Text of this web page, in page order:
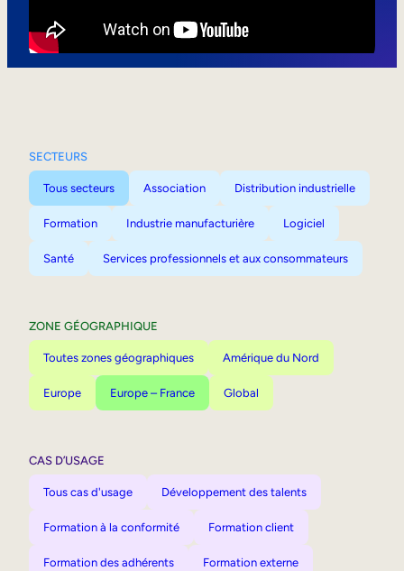
SECTEURS
Tous secteurs Association Distribution industrielle
Formation Industrie manufacturière Logiciel
Santé Services professionnels et aux consommateurs
ZONE GÉOGRAPHIQUE
Toutes zones géographiques Amérique du Nord
Europe Europe – France Global
CAS D’USAGE
Tous cas d'usage Développement des talents
Formation à la conformité Formation client
Formation des adhérents Formation externe